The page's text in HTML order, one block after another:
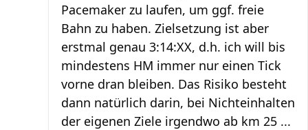
Pacemaker zu laufen, um ggf. freie
Bahn zu haben. Zielsetzung ist aber
erstmal genau 3:14:XX, d.h. ich will bis
mindestens HM immer nur einen Tick
vorne dran bleiben. Das Risiko besteht
dann natürlich darin, bei Nichteinhalten
der eigenen Ziele irgendwo ab km 25 ...